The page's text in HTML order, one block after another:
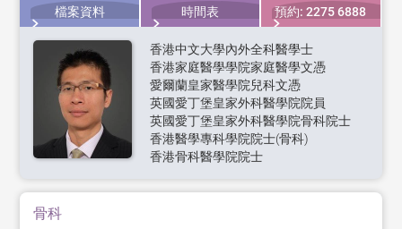
檔案資料 時間表 預約: 2275 6888
香港中文大學內外全科醫學士
香港家庭醫學學院家庭醫學文憑
愛爾蘭皇家醫學院兒科文憑
英國愛丁堡皇家外科醫學院院員
英國愛丁堡皇家外科醫學院骨科院士
香港醫學專科學院院士(骨科)
香港骨科醫學院院士
骨科